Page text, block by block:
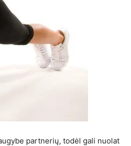
partnerių, todėl gali nuolat